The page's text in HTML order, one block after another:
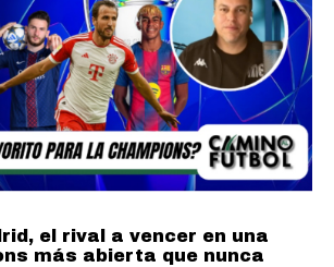
el rival a vencer en una
más abierta que nunca